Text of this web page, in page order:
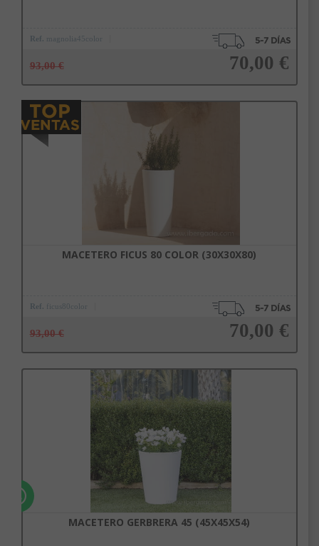
Ref. magnolia45color
93,00 € 70,00 €
MACETERO FICUS 80 COLOR (30X30X80)
Ref. ficus80color
93,00 € 70,00 €
Añadir a la cesta
MACETERO GERBRERA 45 (45X45X54)